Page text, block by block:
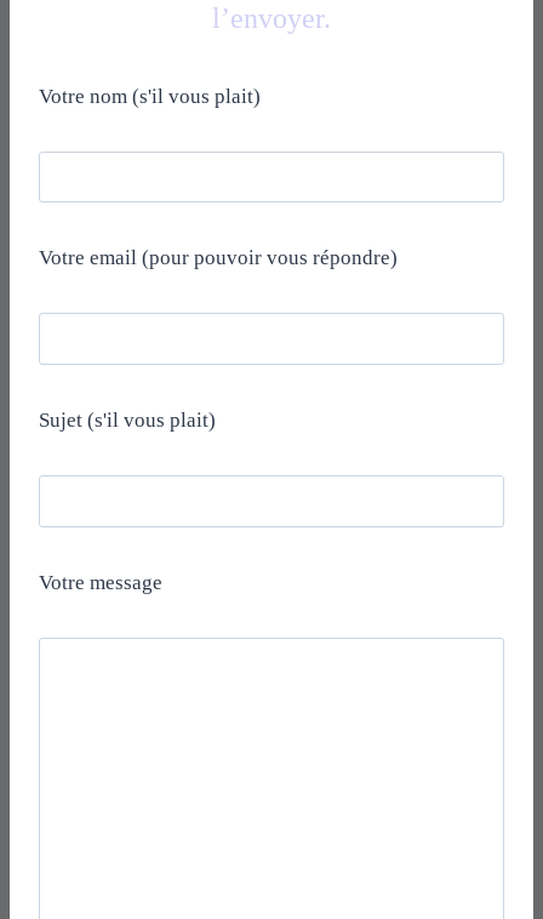
l’envoyer.
Votre nom (s'il vous plait)
Votre email (pour pouvoir vous répondre)
Sujet (s'il vous plait)
Votre message